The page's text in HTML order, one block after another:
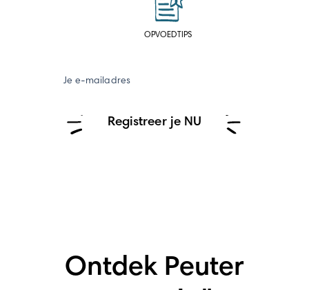
OPVOEDTIPS
Je e-mailadres
Registreer je NU
Ontdek Peuter